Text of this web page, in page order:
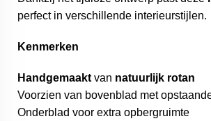
perfect in verschillende interieurstijlen.
Kenmerken
Handgemaakt van natuurlijk rotan
Voorzien van bovenblad met
Onderblad voor extra opbergruimte